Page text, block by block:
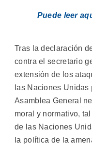
Puede leer
Tras la declaración
contra el secretario
extensión de los
las Naciones
Asamblea General
moral y normativo,
de las Naciones
la política de la